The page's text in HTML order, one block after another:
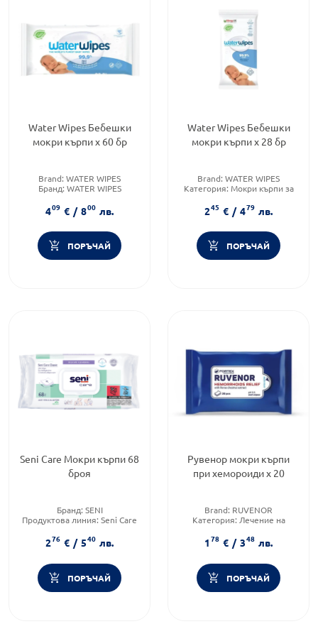
Water Wipes Бебешки
мокри кърпи х 60 бр
Brand: WATER WIPES
Бранд: WATER WIPES
бебета
409 € / 800 лв.
ПОРЪЧАЙ
Water Wipes Бебешки
мокри кърпи х 28 бр
Brand: WATER WIPES
Категория: Мокри кърпи за
Форма на продукта:мокри
кърпички
245 € / 479 лв.
ПОРЪЧАЙ
Seni Care Мокри кърпи 68
броя
Бранд: SENI
Продуктова линия: Seni Care
276 € / 540 лв.
ПОРЪЧАЙ
Рувенор мокри кърпи
при хемороиди х 20
Brand: RUVENOR
Категория: Лечение на
Предназначено за:
възрастни/деца
178 € / 348 лв.
ПОРЪЧАЙ